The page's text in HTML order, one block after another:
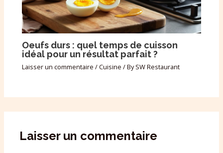
Oeufs durs : quel temps de cuisson
idéal pour un résultat parfait ?
Laisser un commentaire /Cuisine / BySW Restaurant
Laisser un commentaire